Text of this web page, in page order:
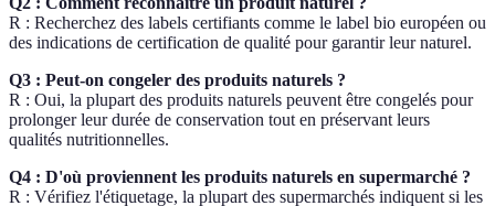
R : Recherchez des labels certifiants comme le label bio européen ou
des indications de certification de qualité pour garantir leur naturel.
Q3 : Peut-on congeler des produits naturels ?
R : Oui, la plupart des produits naturels peuvent être congelés pour
prolonger leur durée de conservation tout en préservant leurs
qualités nutritionnelles.
Q4 : D'où proviennent les produits naturels en supermarché ?
R : Vérifiez l'étiquetage, la plupart des supermarchés indiquent si les